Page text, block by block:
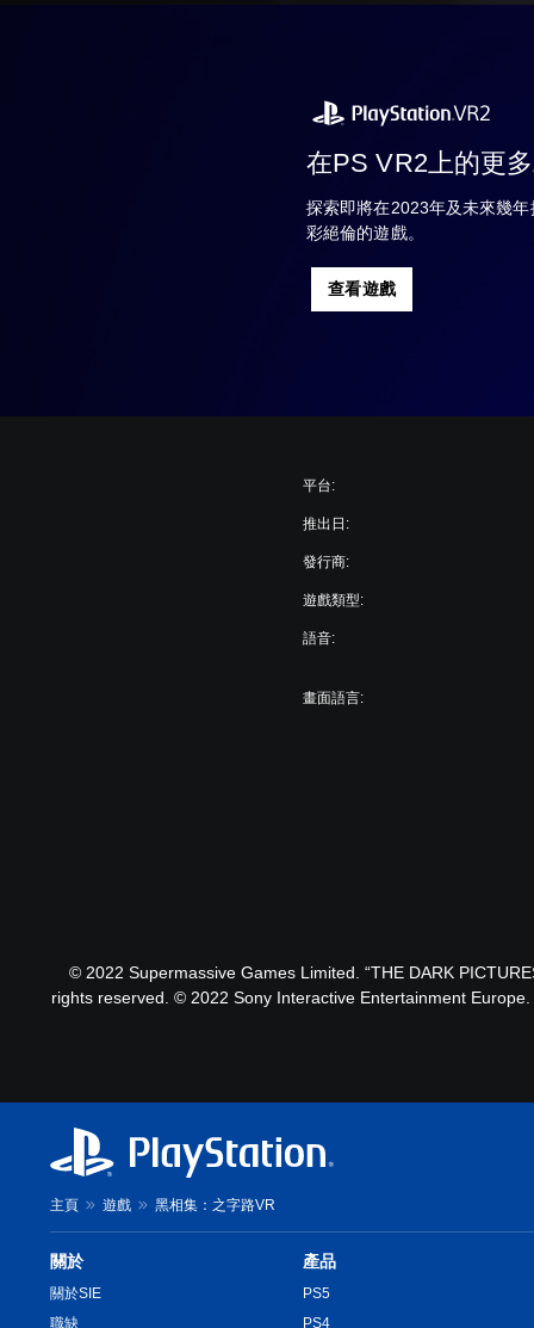
在PS VR2上的更
探索即將在2023年及未來幾
彩絕倫的遊戲。
查看遊戲
平台:
推出日:
發行商:
遊戲類型:
語音:
畫面語言:
© 2022 Supermassive Games Limited. “THE DARK
rights reserved. © 2022 Sony Interactive Entertainment Europe.
主頁 遊戲 黑相集：之字路VR
關於
關於SIE
職缺
產品
PS5
PS4